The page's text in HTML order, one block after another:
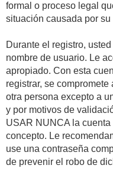
formal o proceso legal
situación causada por su
Durante el registro,
nombre de usuario. Le
apropiado. Con esta
registrar, se
otra persona excepto a
y por motivos de
USAR NUNCA la
concepto. Le
use una contraseña
de prevenir el robo de